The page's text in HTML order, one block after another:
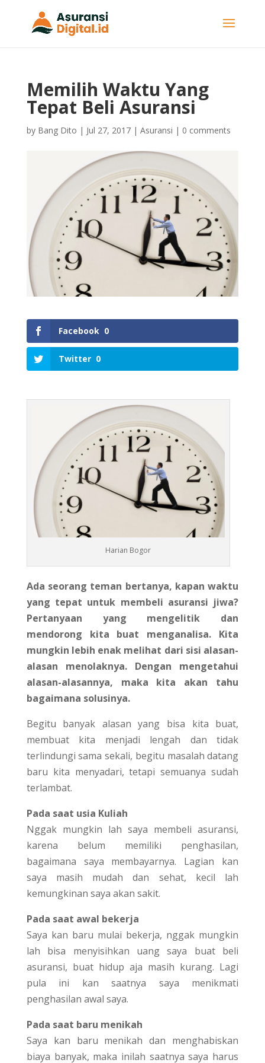
Memilih Waktu Yang
Tepat Beli Asuransi
by Bang Dito | Jul 27, 2017| Asuransi | 0 comments
Facebook 0
Twitter 0
Harian Bogor
Ada seorang teman bertanya, kapan waktu
yang tepat untuk membeli asuransi jiwa?
Pertanyaan yang mengelitik dan
mendorong kita buat menganalisa. Kita
mungkin lebih enak melihat dari sisi alasan-
alasan menolaknya. Dengan mengetahui
alasan-alasannya, maka kita akan tahu
bagaimana solusinya.
Begitu banyak alasan yang bisa kita buat,
membuat kita menjadi lengah dan tidak
terlindungi sama sekali, begitu masalah datang
baru kita menyadari, tetapi semuanya sudah
terlambat.
Pada saat usia Kuliah
Nggak mungkin lah saya membeli asuransi,
karena belum memiliki penghasilan,
bagaimana saya membayarnya. Lagian kan
saya masih mudah dan sehat, kecil lah
kemungkinan saya akan sakit.
Pada saat awal bekerja
Saya kan baru mulai bekerja, nggak mungkin
lah bisa menyisihkan uang saya buat beli
asuransi, buat hidup aja masih kurang. Lagi
pula ini kan saatnya saya menikmati
penghasilan awal saya.
Pada saat baru menikah
Saya kan baru menikah dan menghabiskan
biaya banyak, maka inilah saatnya saya harus